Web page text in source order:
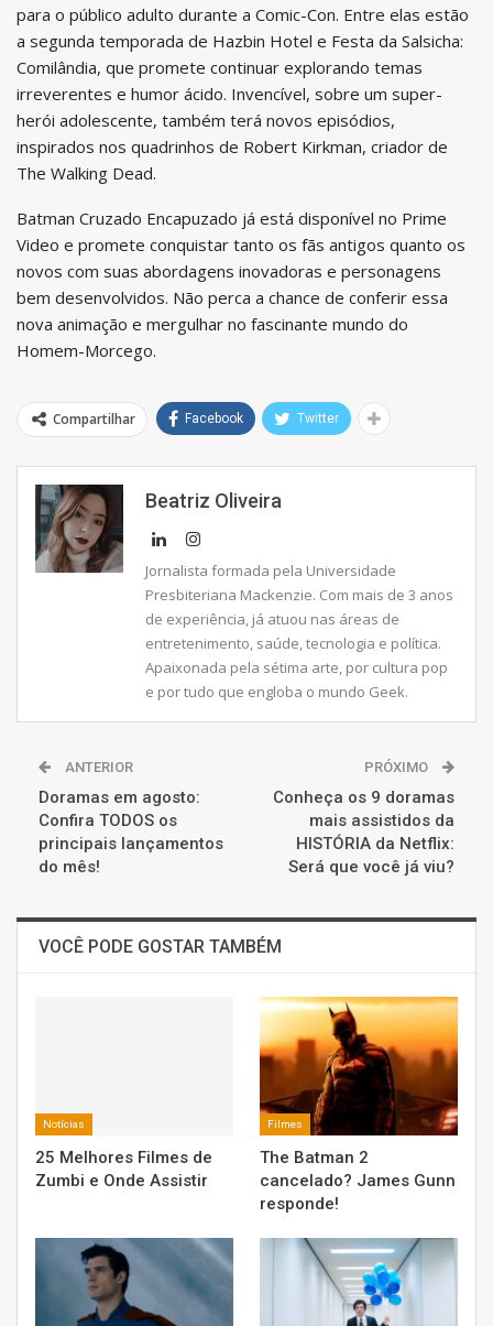
para o público adulto durante a Comic-Con. Entre elas estão
a segunda temporada de Hazbin Hotel e Festa da Salsicha:
Comilândia, que promete continuar explorando temas
irreverentes e humor ácido. Invencível, sobre um super-
herói adolescente, também terá novos episódios,
inspirados nos quadrinhos de Robert Kirkman, criador de
The Walking Dead.
Batman Cruzado Encapuzado já está disponível no Prime
Video e promete conquistar tanto os fãs antigos quanto os
novos com suas abordagens inovadoras e personagens
bem desenvolvidos. Não perca a chance de conferir essa
nova animação e mergulhar no fascinante mundo do
Homem-Morcego.
Compartilhar Facebook Twitter
Beatriz Oliveira
Jornalista formada pela Universidade
Presbiteriana Mackenzie. Com mais de 3 anos
de experiência, já atuou nas áreas de
entretenimento, saúde, tecnologia e política.
Apaixonada pela sétima arte, por cultura pop
e por tudo que engloba o mundo Geek.
ANTERIOR
Doramas em agosto:
Confira TODOS os
principais lançamentos
do mês!
PRÓXIMO
Conheça os 9 doramas
mais assistidos da
HISTÓRIA da Netflix:
Será que você já viu?
VOCÊ PODE GOSTAR TAMBÉM
Notícias
25 Melhores Filmes de
Zumbi e Onde Assistir
Filmes
The Batman 2
cancelado? James Gunn
responde!